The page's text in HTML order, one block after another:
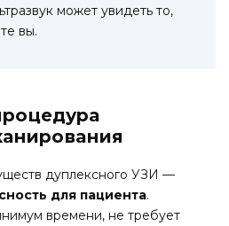
может увидеть то,
вы.
дуплексного УЗИ —
для пациента.
времени, не требует